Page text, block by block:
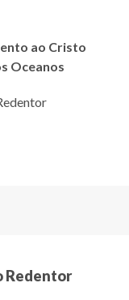
ao Cristo
Oceanos
Redentor